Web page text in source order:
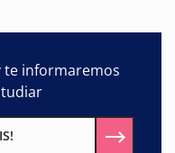
te informaremos